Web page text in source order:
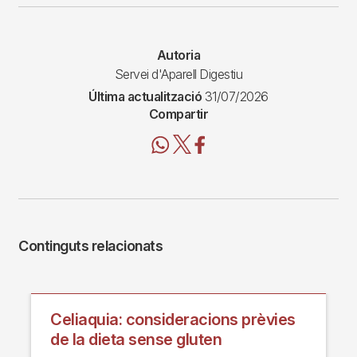
Autoria
Servei d'Aparell Digestiu
Última actualització 31/07/2026
Compartir
Continguts relacionats
Celiaquia: consideracions prèvies
de la dieta sense gluten